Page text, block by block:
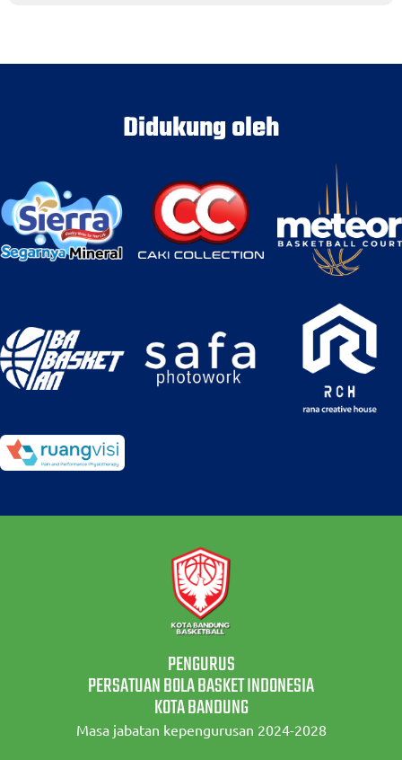
Didukung oleh
PENGURUS
PERSATUAN BOLA BASKET INDONESIA
KOTA BANDUNG
Masa jabatan kepengurusan 2024-2028